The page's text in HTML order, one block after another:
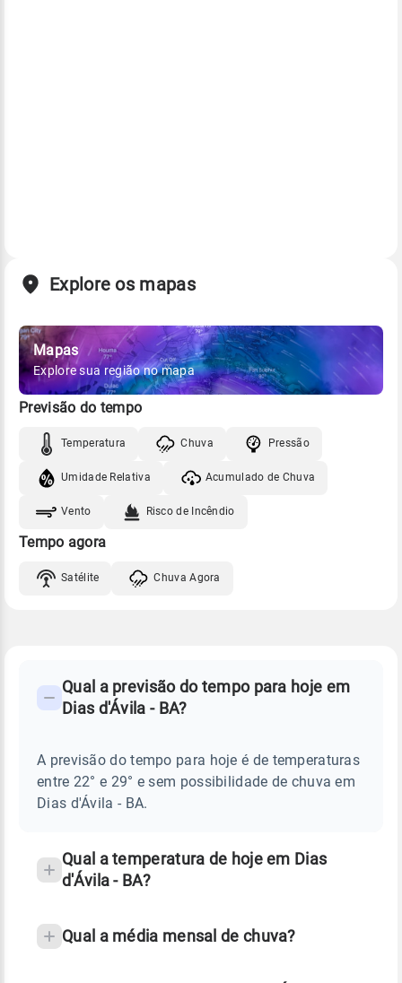
Explore os mapas
Mapas
Explore sua região no mapa
Previsão do tempo
Temperatura Chuva Pressão
Umidade Relativa Acumulado de Chuva
Vento Risco de Incêndio
Tempo agora
Satélite Chuva Agora
TEMPO
D'ÁVILA
Perguntas
sobre
chuva
Qual a previsão do tempo para hoje em
Dias d'Ávila - BA?
A previsão do tempo para hoje é de temperaturas
entre 22° e 29° e sem possibilidade de chuva em
Dias d'Ávila - BA.
Qual a temperatura de hoje em Dias
d'Ávila - BA?
Qual a média mensal de chuva?